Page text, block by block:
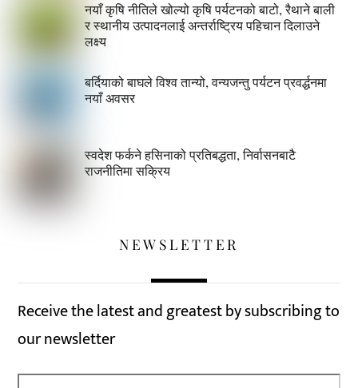
नयाँ कृषि नीतिले खोल्यो कृषि पर्यटनको बाटो, रैथाने बाली
र स्थानीय उत्पादनलाई अन्तर्राष्ट्रिय पहिचान दिलाउने
लक्ष्य
बर्दियाको बाघले विश्व तान्यो, वन्यजन्तु पर्यटन प्रवर्द्धनमा
नयाँ अवसर
स्वदेश फर्कने हसिनाको प्रतिबद्धता, निर्वासनबाटै
राजनीतिमा सक्रिय
NEWSLETTER
Receive the latest and greatest by subscribing to
our newsletter